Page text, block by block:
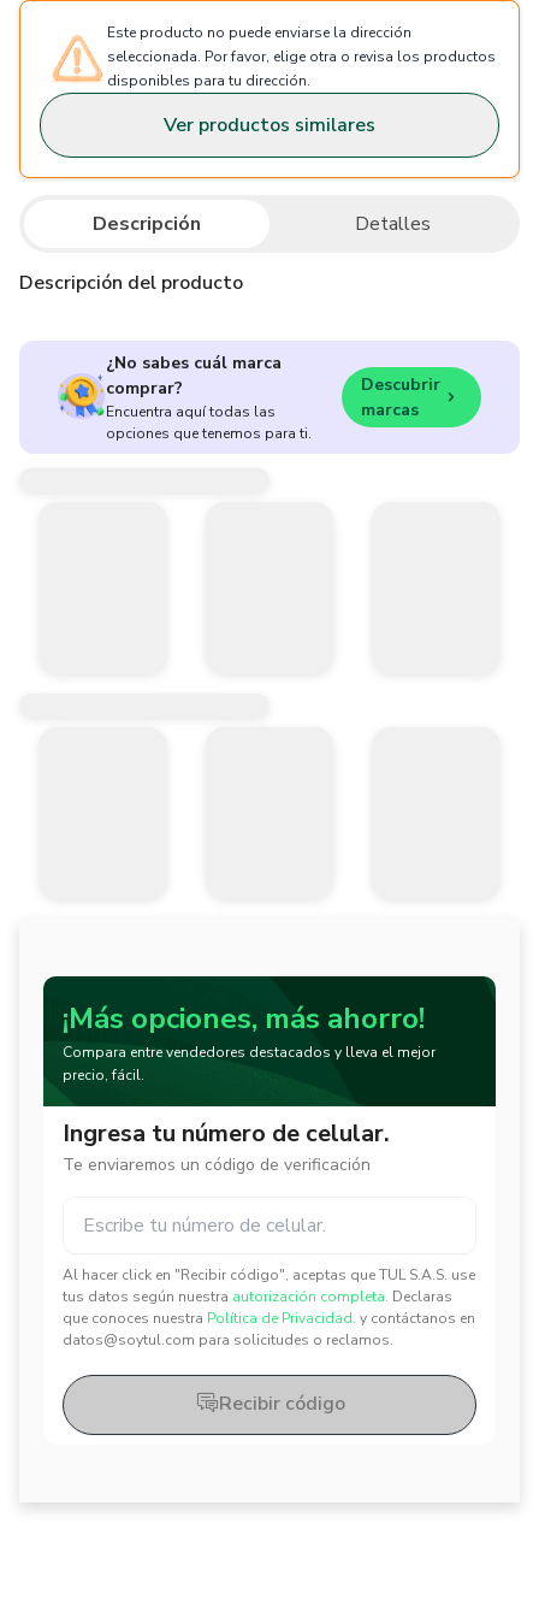
Este producto no puede enviarse la dirección
seleccionada. Por favor, elige otra o revisa los productos
disponibles para tu dirección.
Ver productos similares
Descripción Detalles
Descripción del producto
¿No sabes cuál marca
comprar?
Encuentra aquí todas las
opciones que tenemos para ti.
Descubrir
marcas
¡Más opciones, más ahorro!
Compara entre vendedores destacados y lleva el mejor
precio, fácil.
Ingresa tu número de celular.
Te enviaremos un código de verificación
Al hacer click en "Recibir código", aceptas que TUL S.A.S. use
tus datos según nuestra autorización completa. Declaras
que conoces nuestra Política de Privacidad. y contáctanos en
datos@soytul.com para solicitudes o reclamos.
✕
✕
Recibir código